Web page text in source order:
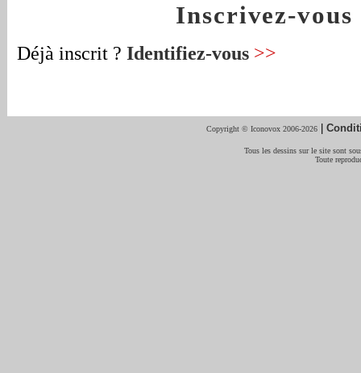
Inscrivez-vous
Déjà inscrit ? Identifiez-vous >>
Copyright © Iconovox 2006-2026 |
Tous les dessins sur le site sont
Toute